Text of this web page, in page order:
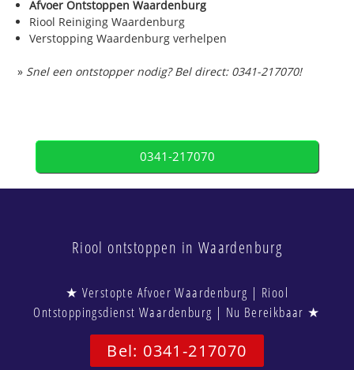
Afvoer Ontstoppen Waardenburg
Riool Reiniging Waardenburg
Verstopping Waardenburg verhelpen
» Snel een ontstopper nodig? Bel direct: 0341-217070!
0341-217070
Riool ontstoppen in Waardenburg
★ Verstopte Afvoer Waardenburg | Riool
Ontstoppingsdienst Waardenburg | Nu Bereikbaar ★
Bel: 0341-217070